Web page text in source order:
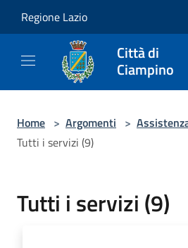
Regione Lazio
Città di
Ciampino
Home > Argomenti >
Tutti i servizi (9)
Tutti i servizi (9)